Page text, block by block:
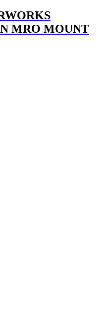
MRO MOUNT